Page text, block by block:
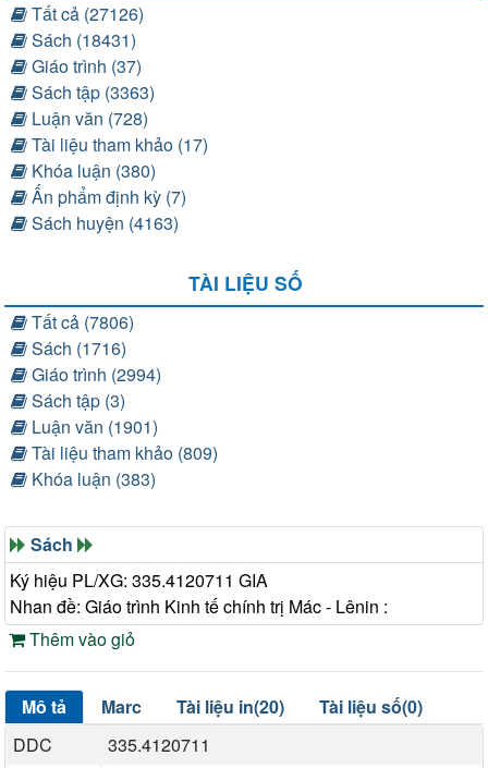
Tất cả (27126)
Sách (18431)
Giáo trình (37)
Sách tập (3363)
Luận văn (728)
Tài liệu tham khảo (17)
Khóa luận (380)
Ấn phẩm định kỳ (7)
Sách huyện (4163)
TÀI LIỆU SỐ
Tất cả (7806)
Sách (1716)
Giáo trình (2994)
Sách tập (3)
Luận văn (1901)
Tài liệu tham khảo (809)
Khóa luận (383)
Sách
Ký hiệu PL/XG: 335.4120711 GIA
Nhan đề: Giáo trình Kinh tế chính trị Mác - Lênin :
Thêm vào giỏ
Mô tả Marc Tài liệu in(20)
Tài liệu số(0)
DDC
335.4120711